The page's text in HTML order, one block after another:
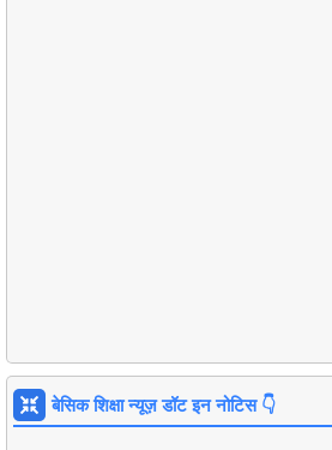
बेसिक शिक्षा न्यूज़ डॉट इन नोटिस 👇